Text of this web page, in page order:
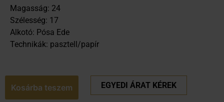
Magasság: 24
Szélesség: 17
Alkotó: Pósa Ede
Technikák: pasztell/papír
Kosárba teszem EGYEDI ÁRAT KÉREK